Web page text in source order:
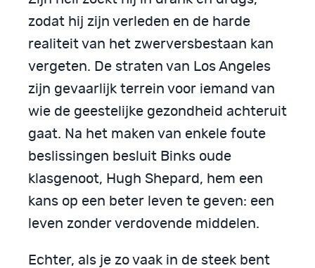
zodat hij zijn verleden en de harde
realiteit van het zwerversbestaan kan
vergeten. De straten van Los Angeles
zijn gevaarlijk terrein voor iemand van
wie de geestelijke gezondheid achteruit
gaat. Na het maken van enkele foute
beslissingen besluit Binks oude
klasgenoot, Hugh Shepard, hem een
kans op een beter leven te geven: een
leven zonder verdovende middelen.
Echter, als je zo vaak in de steek bent